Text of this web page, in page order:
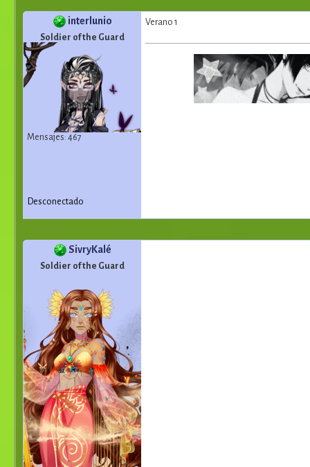
interlunio
Soldier of the Guard
Mensajes: 467
Verano 1
Desconectado
SivryKalé
Soldier of the Guard